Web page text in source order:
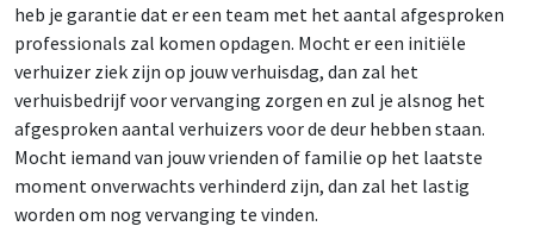
heb je garantie dat er een team met het aantal afgesproken
professionals zal komen opdagen. Mocht er een initiële
verhuizer ziek zijn op jouw verhuisdag, dan zal het
verhuisbedrijf voor vervanging zorgen en zul je alsnog het
afgesproken aantal verhuizers voor de deur hebben staan.
Mocht iemand van jouw vrienden of familie op het laatste
moment onverwachts verhinderd zijn, dan zal het lastig
worden om nog vervanging te vinden.